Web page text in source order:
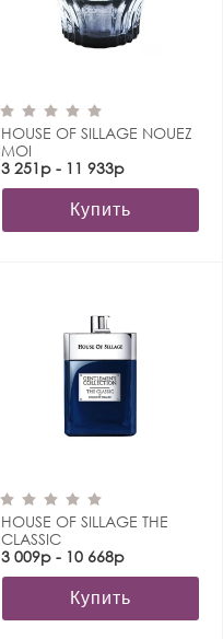
HOUSE OF SILLAGE NOUEZ
MOI
3 251р - 11 933р
Купить
HOUSE OF SILLAGE THE
CLASSIC
3 009р - 10 668р
Купить